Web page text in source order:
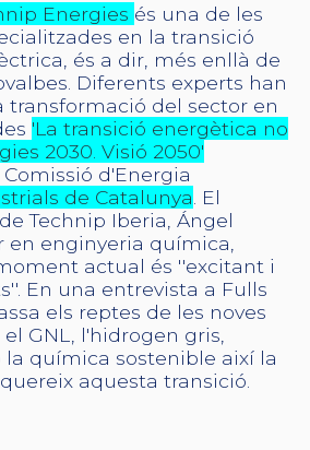
Energies és una de les
en la transició
és a dir, més enllà de
Diferents experts han
transformació del sector en
'La transició energètica no
2030. Visió 2050'
d'Energia
de Catalunya . El
Technip Iberia, Ángel
en enginyeria química,
actual és ''excitant i
En una entrevista a Fulls
els reptes de les noves
GNL, l'hidrogen gris,
la química sostenible així la
aquesta transició.